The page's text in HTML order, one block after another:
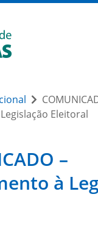
Eleitoral
–
à